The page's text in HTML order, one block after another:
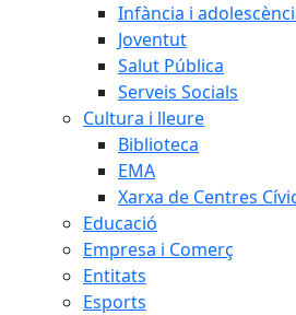
Infància i
Joventut
Salut Pública
Serveis Socials
Cultura i lleure
Biblioteca
EMA
Xarxa de Centres
Educació
Empresa i Comerç
Entitats
Esports